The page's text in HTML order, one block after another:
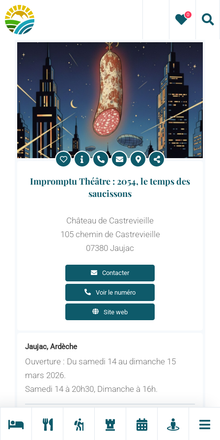
Passer
au
contenu
0
Impromptu Théâtre : 2054, le temps des
saucissons
Château de Castrevieille
105 chemin de Castrevieille
07380 Jaujac
Contacter
Voir le numéro
Site web
Jaujac, Ardèche
Ouverture : Du samedi 14 au dimanche 15
mars 2026.
Samedi 14 à 20h30, Dimanche à 16h.
2054, le temps des saucissons de Michel Roux
par l'Impromptu Théâtre. Mise en scène :